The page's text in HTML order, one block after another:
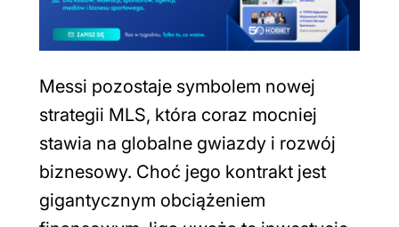
Messi pozostaje symbolem nowej
strategii MLS, która coraz mocniej
stawia na globalne gwiazdy i rozwój
biznesowy. Choć jego kontrakt jest
gigantycznym obciążeniem